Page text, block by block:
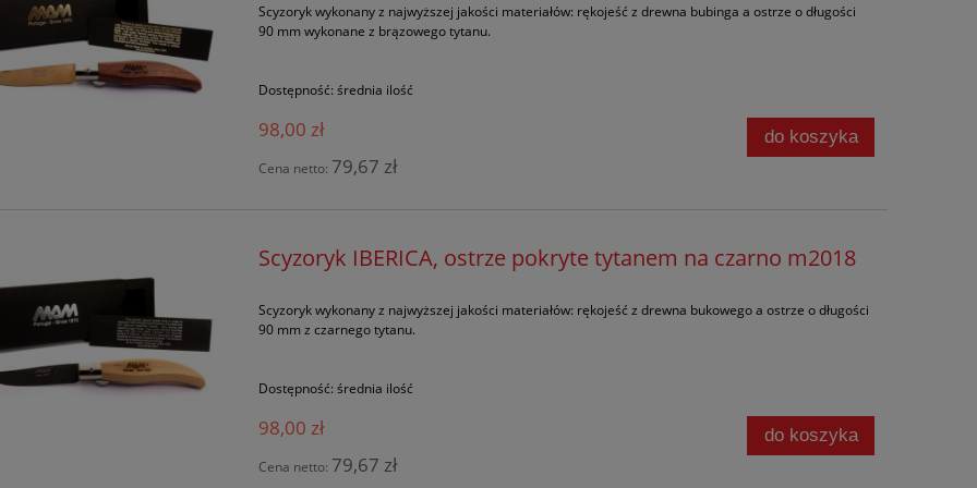
Scyzoryk wykonany z najwyższej jakości materiałów: rękojeść z drewna bubinga a ostrze o długości
90 mm wykonane z brązowego tytanu.
Dostępność: średnia ilość
98,00 zł
Cena netto: 79,67 zł
do koszyka
Scyzoryk IBERICA, ostrze pokryte tytanem na czarno m2018
Scyzoryk wykonany z najwyższej jakości materiałów: rękojeść z drewna bukowego a ostrze o długości
90 mm z czarnego tytanu.
Dostępność: średnia ilość
98,00 zł
Cena netto: 79,67 zł
do koszyka